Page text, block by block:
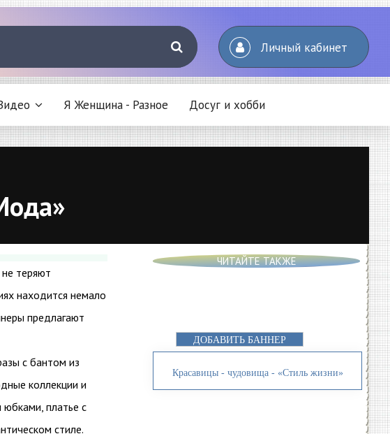
Личный кабинет
Я Женщина - Разное Досуг и хобби
теряют
находится немало
предлагают
с бантом из
коллекции и
платье с
стиле.
ЧИТАЙТЕ ТАКЖЕ
ДОБАВИТЬ БАННЕР
Красавицы - чудовища - «Стиль жизни»